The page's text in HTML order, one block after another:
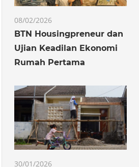
08/02/2026
BTN Housingpreneur dan
Ujian Keadilan Ekonomi
Rumah Pertama
30/01/2026